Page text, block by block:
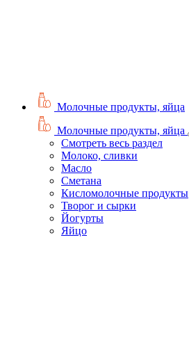
Молочные продукты, яйца
Молочные продукты, яйца
Смотреть весь раздел
Молоко, сливки
Масло
Сметана
Кисломолочные продукты
Творог и сырки
Йогурты
Яйцо